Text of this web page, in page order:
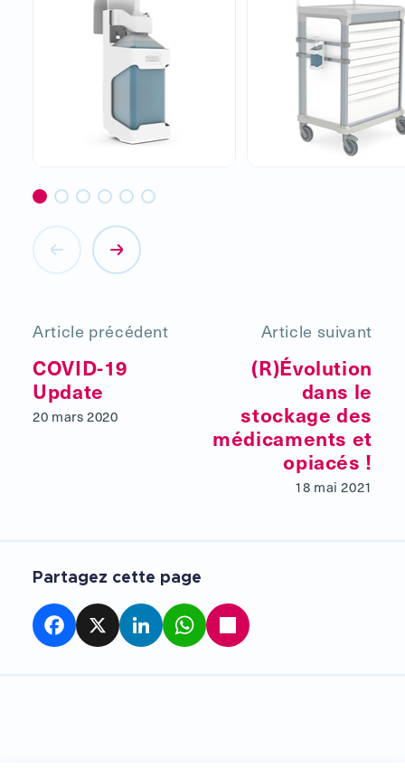
Article précédent
COVID-19
Update
20 mars 2020
Article suivant
(R)Évolution
dans le
stockage des
médicaments et
opiacés !
18 mai 2021
Partagez cette page
Facebook LinkedInWhatsAppPartager